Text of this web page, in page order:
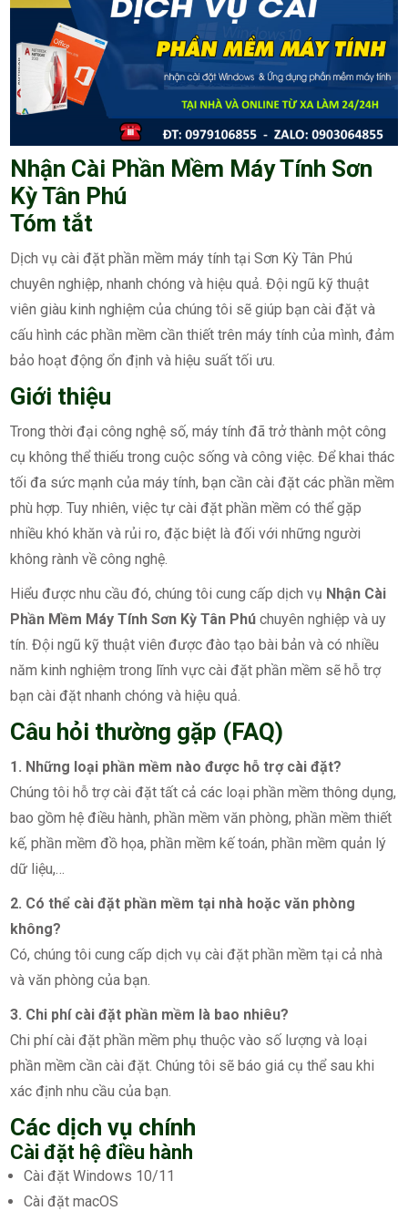
Nhận Cài Phần Mềm Máy Tính Sơn
Kỳ Tân Phú
Tóm tắt
Dịch vụ cài đặt phần mềm máy tính tại Sơn Kỳ Tân Phú
chuyên nghiệp, nhanh chóng và hiệu quả. Đội ngũ kỹ thuật
viên giàu kinh nghiệm của chúng tôi sẽ giúp bạn cài đặt và
cấu hình các phần mềm cần thiết trên máy tính của mình, đảm
bảo hoạt động ổn định và hiệu suất tối ưu.
Giới thiệu
Trong thời đại công nghệ số, máy tính đã trở thành một công
cụ không thể thiếu trong cuộc sống và công việc. Để khai thác
tối đa sức mạnh của máy tính, bạn cần cài đặt các phần mềm
phù hợp. Tuy nhiên, việc tự cài đặt phần mềm có thể gặp
nhiều khó khăn và rủi ro, đặc biệt là đối với những người
không rành về công nghệ.
Hiểu được nhu cầu đó, chúng tôi cung cấp dịch vụ Nhận Cài
Phần Mềm Máy Tính Sơn Kỳ Tân Phú chuyên nghiệp và uy
tín. Đội ngũ kỹ thuật viên được đào tạo bài bản và có nhiều
năm kinh nghiệm trong lĩnh vực cài đặt phần mềm sẽ hỗ trợ
bạn cài đặt nhanh chóng và hiệu quả.
Câu hỏi thường gặp (FAQ)
1. Những loại phần mềm nào được hỗ trợ cài đặt?
Chúng tôi hỗ trợ cài đặt tất cả các loại phần mềm thông dụng,
bao gồm hệ điều hành, phần mềm văn phòng, phần mềm thiết
kế, phần mềm đồ họa, phần mềm kế toán, phần mềm quản lý
dữ liệu,…
2. Có thể cài đặt phần mềm tại nhà hoặc văn phòng
không?
Có, chúng tôi cung cấp dịch vụ cài đặt phần mềm tại cả nhà
và văn phòng của bạn.
3. Chi phí cài đặt phần mềm là bao nhiêu?
Chi phí cài đặt phần mềm phụ thuộc vào số lượng và loại
phần mềm cần cài đặt. Chúng tôi sẽ báo giá cụ thể sau khi
xác định nhu cầu của bạn.
Các dịch vụ chính
Cài đặt hệ điều hành
Cài đặt Windows 10/11
Cài đặt macOS